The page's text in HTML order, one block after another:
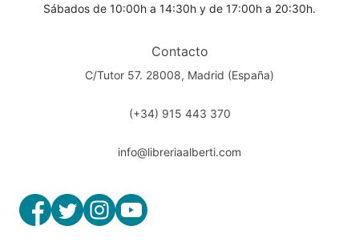
Sábados de 10:00h a 14:30h y de 17:00h a 20:30h.
Contacto
C/Tutor 57. 28008, Madrid (España)
(+34) 915 443 370
info@libreriaalberti.com